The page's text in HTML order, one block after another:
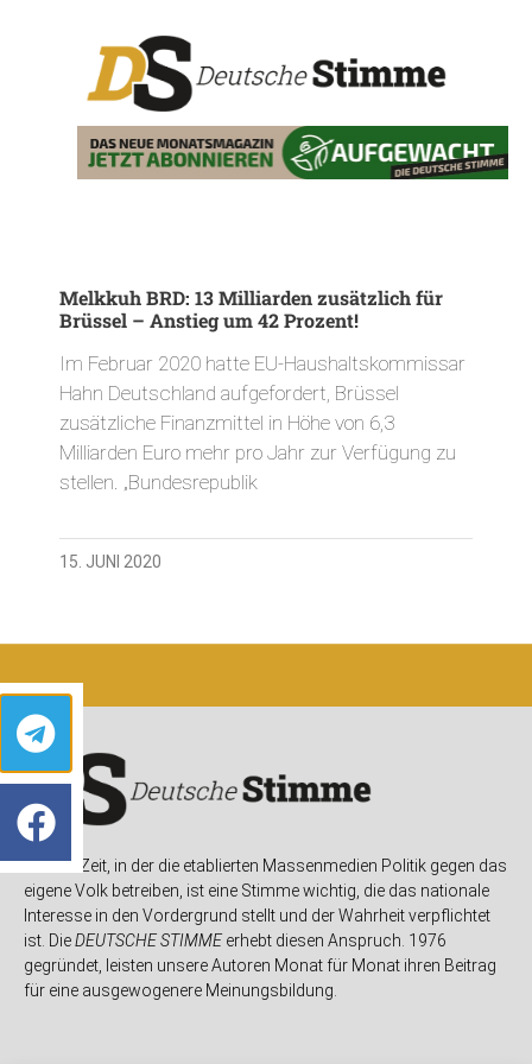
Melkkuh BRD: 13 Milliarden zusätzlich für
Brüssel – Anstieg um 42 Prozent!
Im Februar 2020 hatte EU-Haushaltskommissar
Hahn Deutschland aufgefordert, Brüssel
zusätzliche Finanzmittel in Höhe von 6,3
Milliarden Euro mehr pro Jahr zur Verfügung zu
stellen. „Bundesrepublik
15. JUNI 2020
In einer Zeit, in der die etablierten Massenmedien Politik gegen das
eigene Volk betreiben, ist eine Stimme wichtig, die das nationale
Interesse in den Vordergrund stellt und der Wahrheit verpflichtet
ist. DieDEUTSCHE STIMMEerhebt diesen Anspruch. 1976
gegründet, leisten unsere Autoren Monat für Monat ihren Beitrag
für eine ausgewogenere Meinungsbildung.